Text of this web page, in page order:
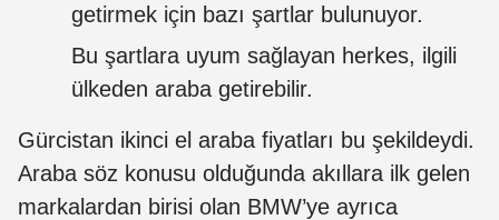
getirmek için bazı şartlar bulunuyor.
Bu şartlara uyum sağlayan herkes, ilgili
ülkeden araba getirebilir.
Gürcistan ikinci el araba fiyatları bu şekildeydi.
Araba söz konusu olduğunda akıllara ilk gelen
markalardan birisi olan BMW’ye ayrıca